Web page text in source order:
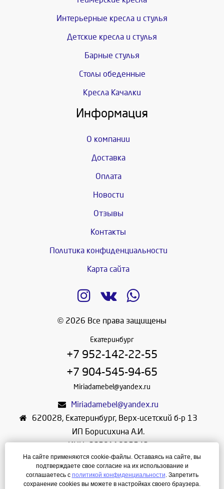
Интерьерные кресла и стулья
Детские кресла и стулья
Барные стулья
Столы обеденные
Кресла Качалки
Информация
О компании
Доставка
Оплата
Новости
Отзывы
Контакты
Политика конфиденциальности
Карта сайта
© 2026 Все права защищены
Екатеринбург
+7 952-142-22-55
+7 904-545-94-65
Miriadamebel@yandex.ru
Miriadamebel@yandex.ru
620028, Екатеринбург, Верх-исетский б-р 13
ИП Борисихина А.И.
ИНН: 665811825542
ОГРНИП: 312665804600057
Режим работы: Ежедневно с 10-30 до 19-30
На сайте применяются cookie-файлы. Оставаясь на сайте, вы
подтверждаете свое согласие на их использование и
соглашаетесь с политикой конфиденциальности. Запретить
сохранение cookies вы можете в настройках своего браузера.